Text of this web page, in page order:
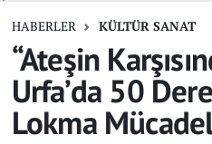
HABERLER KÜLTÜR SANAT
“Ateşin
Urfa’da 50
Lokma